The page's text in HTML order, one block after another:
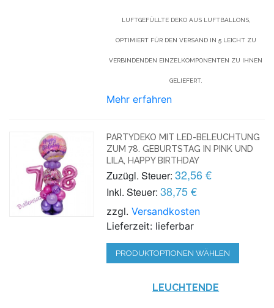
LUFTGEFÜLLTE DEKO AUS LUFTBALLONS,
OPTIMIERT FÜR DEN VERSAND IN 5 LEICHT ZU
VERBINDENDEN EINZELKOMPONENTEN ZU IHNEN
GELIEFERT.
Mehr erfahren
PARTYDEKO MIT LED-BELEUCHTUNG
ZUM 78. GEBURTSTAG IN PINK UND
LILA, HAPPY BIRTHDAY
Zuzügl. Steuer: 32,56 €
Inkl. Steuer: 38,75 €
zzgl.Versandkosten
Lieferzeit: lieferbar
PRODUKTOPTIONEN WÄHLEN
LEUCHTENDE